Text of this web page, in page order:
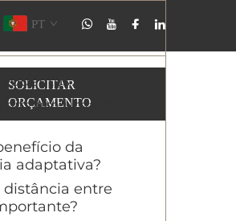
PT
SOLICITAR
ORÇAMENTO
nits em uma tela
da
adaptativa?
distância entre